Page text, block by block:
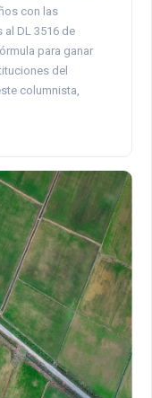
con las
al DL 3516 de
para ganar
del
columnista,